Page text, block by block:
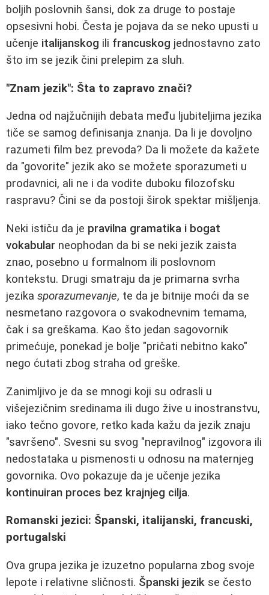
boljih poslovnih šansi, dok za druge to postaje
opsesivni hobi. Česta je pojava da se neko upusti u
učenje italijanskog ili francuskog jednostavno zato
što im se jezik čini prelepim za sluh.
"Znam jezik": Šta to zapravo znači?
Jedna od najžučnijih debata među ljubiteljima jezika
tiče se samog definisanja znanja. Da li je dovoljno
razumeti film bez prevoda? Da li možete da kažete
da "govorite" jezik ako se možete sporazumeti u
prodavnici, ali ne i da vodite duboku filozofsku
raspravu? Čini se da postoji širok spektar mišljenja.
Neki ističu da je pravilna gramatika i bogat
vokabular neophodan da bi se neki jezik zaista
znao, posebno u formalnom ili poslovnom
kontekstu. Drugi smatraju da je primarna svrha
jezika sporazumevanje, te da je bitnije moći da se
nesmetano razgovora o svakodnevnim temama,
čak i sa greškama. Kao što jedan sagovornik
primećuje, ponekad je bolje "pričati nebitno kako"
nego ćutati zbog straha od greške.
Zanimljivo je da se mnogi koji su odrasli u
višejezičnim sredinama ili dugo žive u inostranstvu,
iako tečno govore, retko kada kažu da jezik znaju
"savršeno". Svesni su svog "nepravilnog" izgovora ili
nedostataka u pismenosti u odnosu na maternjeg
govornika. Ovo pokazuje da je učenje jezika
kontinuiran proces bez krajnjeg cilja.
Romanski jezici: Španski, italijanski, francuski,
portugalski
Ova grupa jezika je izuzetno popularna zbog svoje
lepote i relativne sličnosti. Španski jezik se često